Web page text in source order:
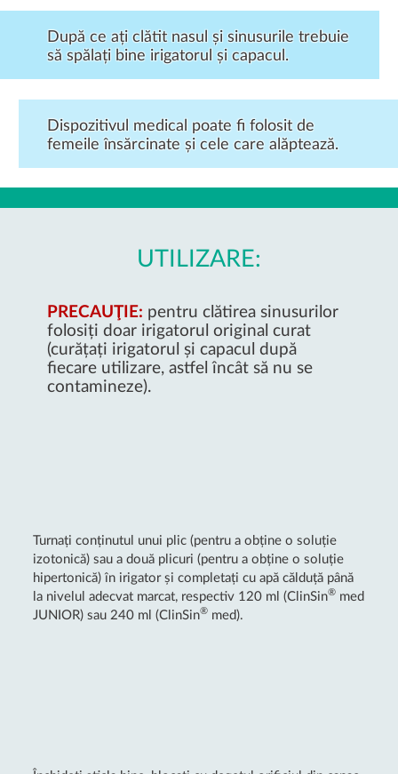
După ce ați clătit nasul și sinusurile trebuie
să spălați bine irigatorul și capacul.
Dispozitivul medical poate fi folosit de
femeile însărcinate și cele care alăptează.
UTILIZARE:
PRECAUŢIE: pentru clătirea sinusurilor
folosiți doar irigatorul original curat
(curățați irigatorul și capacul după
fiecare utilizare, astfel încât să nu se
contamineze).
Turnați conținutul unui plic (pentru a obține o soluție
izotonică) sau a două plicuri (pentru a obține o soluție
hipertonică) în irigator și completați cu apă călduță până
la nivelul adecvat marcat, respectiv 120 ml (ClinSin® med
JUNIOR) sau 240 ml (ClinSin® med).